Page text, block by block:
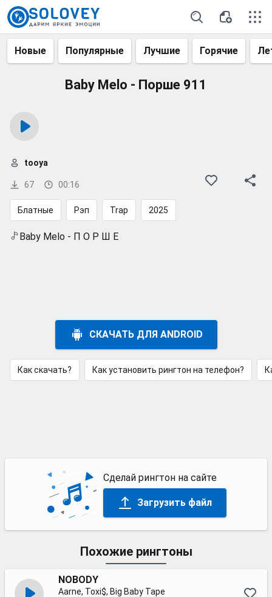
Новые Популярные Лучшие Горячие
Baby Melo - Порше 911
67 00:16
tooya
Блатные Рэп Trap 2025
Baby Melo - П О Р Ш Е
СКАЧАТЬ ДЛЯ ANDROID
Как скачать? Как установить рингтон на телефон?
Сделай рингтон на сайте
Загрузить файл
Похожие рингтоны
NOBODY
Aarne, Toxi$, Big Baby Tape